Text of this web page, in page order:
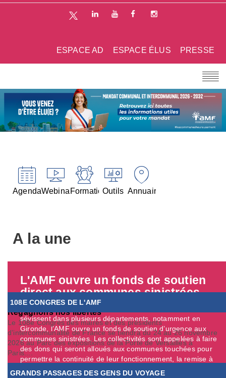
PRESSE
ESPACE ÉLUS
ESPACE AD
AgendaWebinairesFormationsOutils Annuaires
A la une
L'AMF ouvre un fonds de soutien
direct aux communes sinistrées
sévissent dans plusieurs départements, notamment en
Gironde, l’AMF ouvre un fonds de soutien d’urgence aux
communes sinistrées. Les collectivités sont appelées à faire
des dons qui seront alloués aux communes touchées pour
permettre la continuité de leur fonctionnement, la remise à
niveau de leurs équipements, et leur mission d’assistance
108E CONGRES DE L'AMF
Regagnons nos libertés
Le 108e Congrès des maires et des présidents
d’intercommunalité de France se tiendra du 24 au 26 novembre
2026 au Parc des expositions de la Porte de Versailles à
Paris....
GRANDS PASSAGES DES GENS DU VOYAGE